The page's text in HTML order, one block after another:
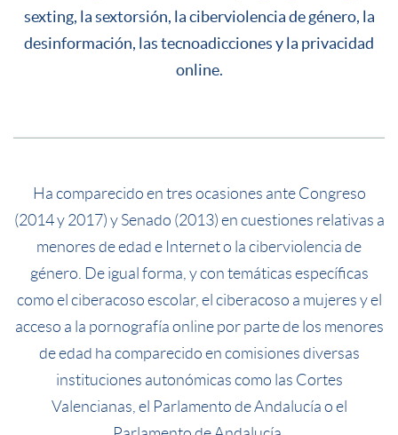
sexting, la sextorsión, la ciberviolencia de género, la
desinformación, las tecnoadicciones y la privacidad
online.
Ha comparecido en tres ocasiones ante Congreso
(2014 y 2017) y Senado (2013) en cuestiones relativas a
menores de edad e Internet o la ciberviolencia de
género. De igual forma, y con temáticas específicas
como el ciberacoso escolar, el ciberacoso a mujeres y el
acceso a la pornografía online por parte de los menores
de edad ha comparecido en comisiones diversas
instituciones autonómicas como las Cortes
Valencianas, el Parlamento de Andalucía o el